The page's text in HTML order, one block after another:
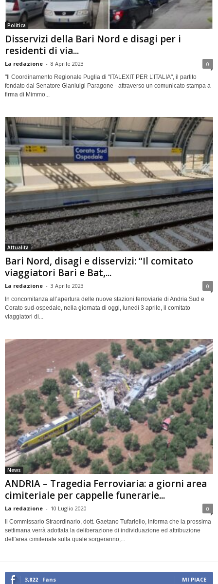
Politica
Disservizi della Bari Nord e disagi per i
residenti di via...
La redazione - 8 Aprile 2023 0
"Il Coordinamento Regionale Puglia di "ITALEXIT PER L’ITALIA", il partito
fondato dal Senatore Gianluigi Paragone - attraverso un comunicato stampa a
firma di Mimmo...
Attualità
Bari Nord, disagi e disservizi: “Il comitato
viaggiatori Bari e Bat,...
La redazione - 3 Aprile 2023 0
In concomitanza all’apertura delle nuove stazioni ferroviarie di Andria Sud e
Corato sud-ospedale, nella giornata di oggi, lunedì 3 aprile, il comitato
viaggiatori di...
News
ANDRIA – Tragedia Ferroviaria: a giorni area
cimiteriale per cappelle funerarie...
La redazione - 10 Luglio 2020 0
Il Commissario Straordinario, dott. Gaetano Tufariello, informa che la prossima
settimana verrà adottata la deliberazione di individuazione ed attribuzione
dell'area cimiteriale sulla quale sorgeranno,...
3,822 Fans MI PIACE